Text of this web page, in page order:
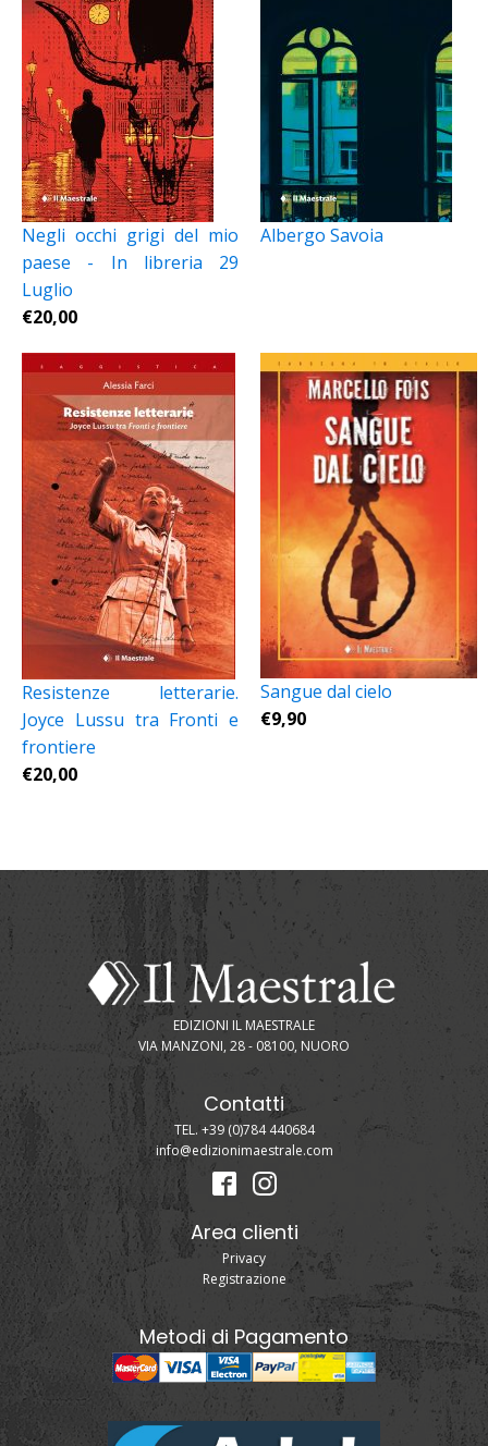
Negli occhi grigi del mio
paese - In libreria 29
Luglio
€20,00
Albergo Savoia
Resistenze letterarie.
Joyce Lussu tra Fronti e
frontiere
€20,00
Sangue dal cielo
€9,90
EDIZIONI IL MAESTRALE
VIA MANZONI, 28 - 08100, NUORO
Contatti
TEL. +39 (0)784 440684
info@edizionimaestrale.com
Area clienti
Privacy
Registrazione
Metodi di Pagamento